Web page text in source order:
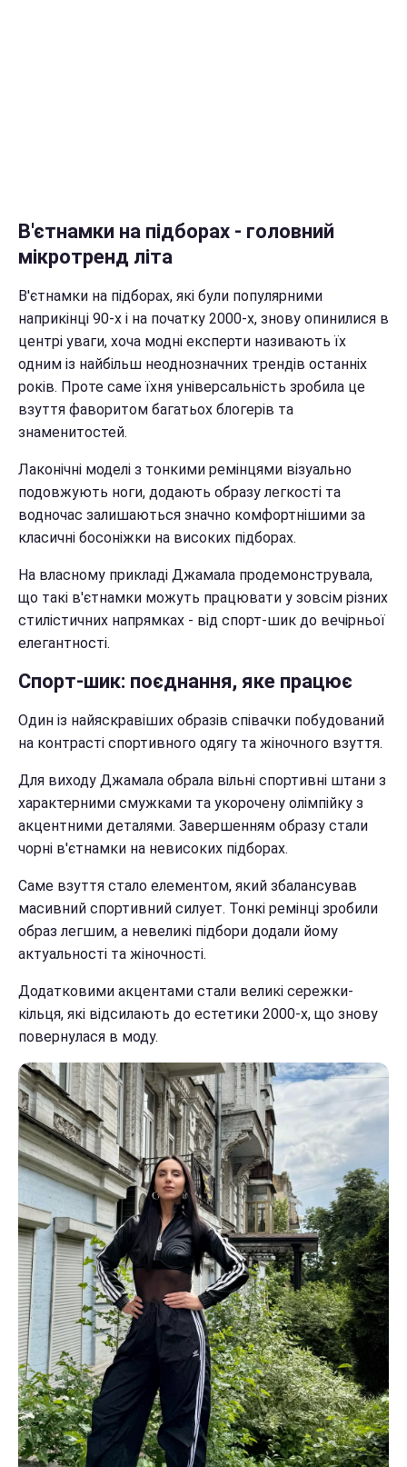
В'єтнамки на підборах - головний
мікротренд літа
В'єтнамки на підборах, які були популярними
наприкінці 90-х і на початку 2000-х, знову опинилися в
центрі уваги, хоча модні експерти називають їх
одним із найбільш неоднозначних трендів останніх
років. Проте саме їхня універсальність зробила це
взуття фаворитом багатьох блогерів та
знаменитостей.
Лаконічні моделі з тонкими ремінцями візуально
подовжують ноги, додають образу легкості та
водночас залишаються значно комфортнішими за
класичні босоніжки на високих підборах.
На власному прикладі Джамала продемонструвала,
що такі в'єтнамки можуть працювати у зовсім різних
стилістичних напрямках - від спорт-шик до вечірньої
елегантності.
Спорт-шик: поєднання, яке працює
Один із найяскравіших образів співачки побудований
на контрасті спортивного одягу та жіночного взуття.
Для виходу Джамала обрала вільні спортивні штани з
характерними смужками та укорочену олімпійку з
акцентними деталями. Завершенням образу стали
чорні в'єтнамки на невисоких підборах.
Саме взуття стало елементом, який збалансував
масивний спортивний силует. Тонкі ремінці зробили
образ легшим, а невеликі підбори додали йому
актуальності та жіночності.
Додатковими акцентами стали великі сережки-
кільця, які відсилають до естетики 2000-х, що знову
повернулася в моду.